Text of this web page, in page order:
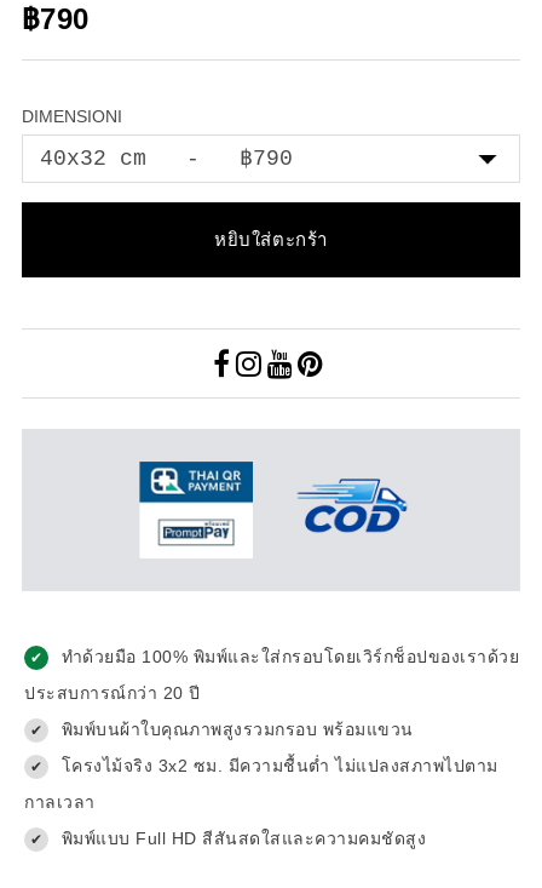
฿790
DIMENSIONI
หยิบใส่ตะกร้า
✔
ทำด้วยมือ 100% พิมพ์และใส่กรอบโดยเวิร์กช็อปของเราด้วย
ประสบการณ์กว่า 20 ปี
✔ พิมพ์บนผ้าใบคุณภาพสูงรวมกรอบ พร้อมแขวน
✔
โครงไม้จริง 3x2 ซม. มีความชื้นต่ำ ไม่แปลงสภาพไปตาม
กาลเวลา
✔ พิมพ์แบบ Full HD สีสันสดใสและความคมชัดสูง